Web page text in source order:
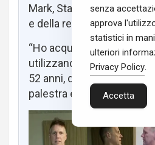
Mark, Stati Uniti –
e della resistenza
“Ho acquistato il
utilizzando da poco più di
52 anni, desideravo avere
palestra e per il mio
senza
approva
statistici in
ulteriori
Privacy Policy.
Accetta